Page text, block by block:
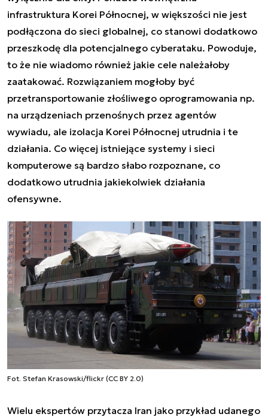
infrastruktura Korei Północnej, w większości nie jest
podłączona do sieci globalnej, co stanowi dodatkowo
przeszkodę dla potencjalnego cyberataku. Powoduje,
to że nie wiadomo również jakie cele należałoby
zaatakować. Rozwiązaniem mogłoby być
przetransportowanie złośliwego oprogramowania np.
na urządzeniach przenośnych przez agentów
wywiadu, ale izolacja Korei Północnej utrudnia i te
działania. Co więcej istniejące systemy i sieci
komputerowe są bardzo słabo rozpoznane, co
dodatkowo utrudnia jakiekolwiek działania
ofensywne.
Fot. Stefan Krasowski/flickr (CC BY 2.0)
Wielu ekspertów przytacza Iran jako przykład udanego